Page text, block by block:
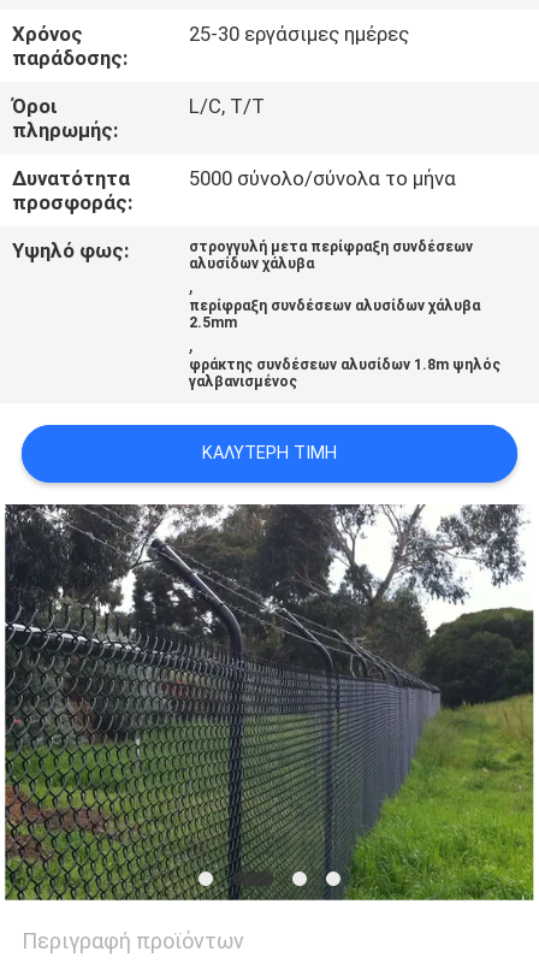
ΕΙΔΉΣΕΙΣ
ΖΗΤΉΣΤΕ
ΈΝΑ
ΑΠΌΣΠΑΣΜΑ
POLICY
Χρόνος
παράδοσης:
25-30 εργάσιμες ημέρες
Όροι
πληρωμής:
L/C, T/T
Δυνατότητα
προσφοράς:
5000 σύνολο/σύνολα το μήνα
Υψηλό φως:
στρογγυλή μετα περίφραξη συνδέσεων
αλυσίδων χάλυβα
,
περίφραξη συνδέσεων αλυσίδων χάλυβα
2.5mm
,
φράκτης συνδέσεων αλυσίδων 1.8m ψηλός
γαλβανισμένος
ΚΑΛΎΤΕΡΗ ΤΙΜΉ
Περιγραφή προϊόντων